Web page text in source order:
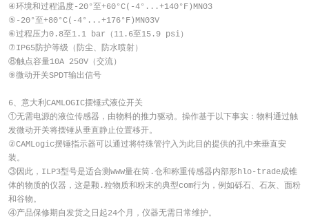
④环境和过程温度-20°至+60°C(-4°...+140°F)MN03
⑤-20°至+80°C(-4°...+176°F)MN03V
⑥过程压力0.8至1.1 bar（11.6至15.9 psi）
⑦IP65防护等级（防尘、防水喷射）
⑧触点容量10A 250V（交流）
⑨微动开关SPDT输出信号
6、意大利CAMLOGIC摆锤式液位开关
①无需电源的液位传感器，由物料的推力驱动。操作基于以下事实：物料通过触
发微动开关将摆锤从垂直静止位置移开。
②CAMLogic摆锤指示器可以通过将特殊管拧入为此目的提供的孔中来垂直安
装。
③因此，ILP3型号是适合测www量在筒.仓和称重传感器内部形hlo-trade成锥
体的物质的仪器，这是颗.粒物质和粉末的典型com行为，例如砾石、石灰、面粉
和谷物。
④产品保修期自发货之日起24个月，仪器无需日常维护。